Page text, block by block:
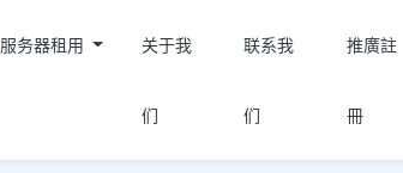
服务器租用 关于我
们
联系我
们
推廣註
冊